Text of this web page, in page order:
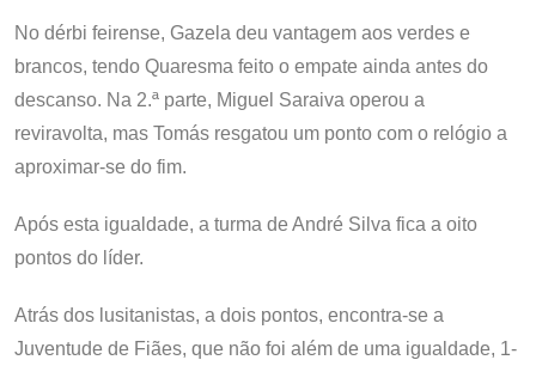
No dérbi feirense, Gazela deu vantagem aos verdes e
brancos, tendo Quaresma feito o empate ainda antes do
descanso. Na 2.ª parte, Miguel Saraiva operou a
reviravolta, mas Tomás resgatou um ponto com o relógio a
aproximar-se do fim.
Após esta igualdade, a turma de André Silva fica a oito
pontos do líder.
Atrás dos lusitanistas, a dois pontos, encontra-se a
Juventude de Fiães, que não foi além de uma igualdade, 1-